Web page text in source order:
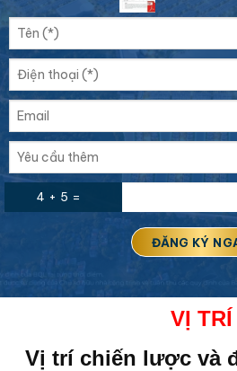
4 + 5 =
VỊ TRÍ
Vị trí chiến lược và